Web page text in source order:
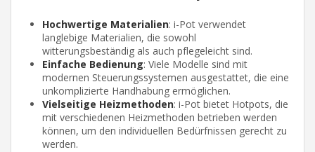
Hochwertige Materialien: i-Pot verwendet
langlebige Materialien, die sowohl
witterungsbeständig als auch pflegeleicht sind.
Einfache Bedienung: Viele Modelle sind mit
modernen Steuerungssystemen ausgestattet, die eine
unkomplizierte Handhabung ermöglichen.
Vielseitige Heizmethoden: i-Pot bietet Hotpots, die
mit verschiedenen Heizmethoden betrieben werden
können, um den individuellen Bedürfnissen gerecht zu
werden.